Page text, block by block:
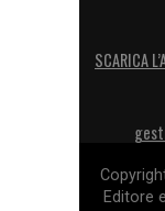
SCARICA
Editore